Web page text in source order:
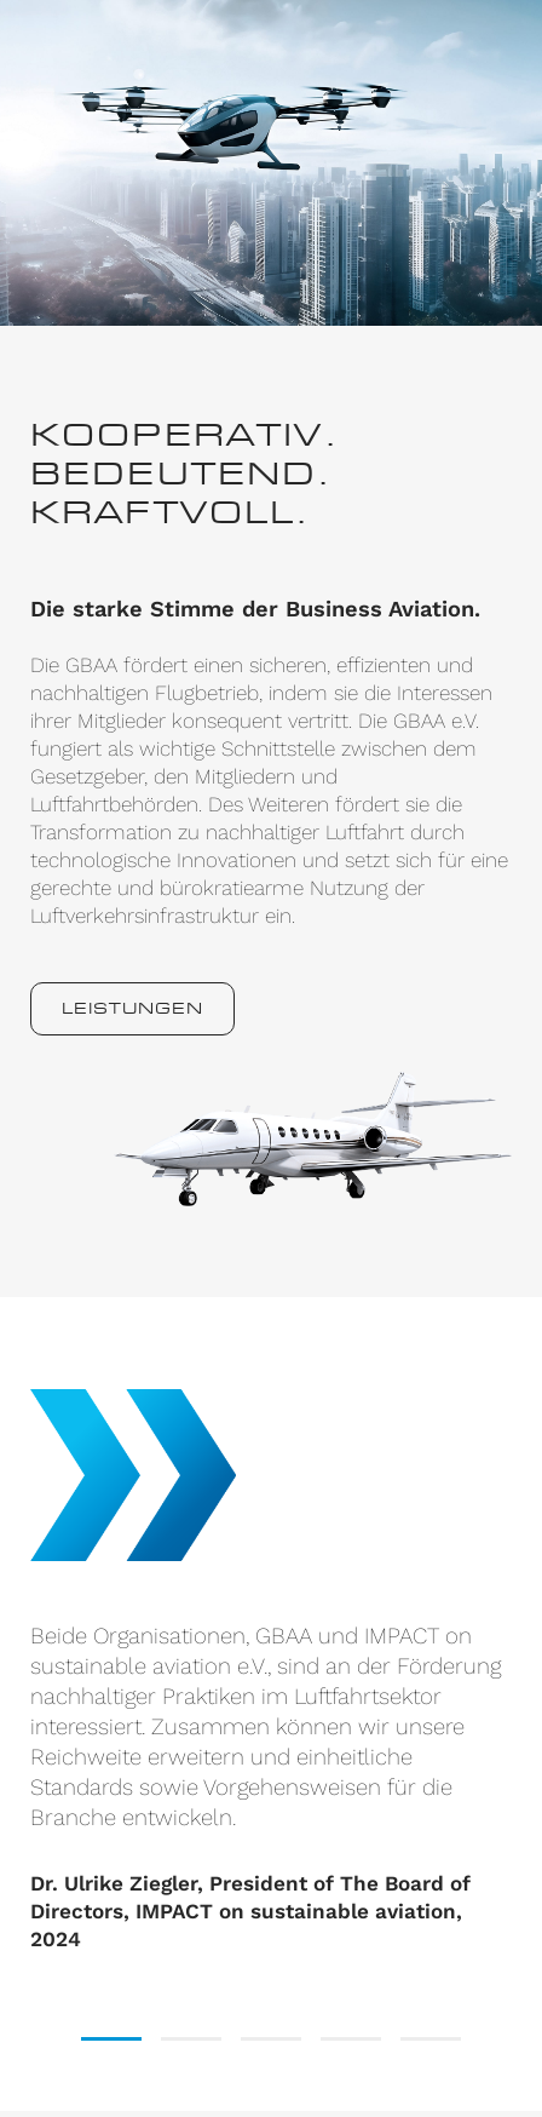
KOOPERATIV.
BEDEUTEND.
KRAFTVOLL.
Die starke Stimme der Business Aviation.
Die GBAA fördert einen sicheren, effizienten und
nachhaltigen Flugbetrieb, indem sie die Interessen
ihrer Mitglieder konsequent vertritt. Die GBAA e.V.
fungiert als wichtige Schnittstelle zwischen dem
Gesetzgeber, den Mitgliedern und
Luftfahrtbehörden. Des Weiteren fördert sie die
Transformation zu nachhaltiger Luftfahrt durch
technologische Innovationen und setzt sich für eine
gerechte und bürokratiearme Nutzung der
Luftverkehrsinfrastruktur ein.
LEISTUNGEN
Beide Organisationen, GBAA und IMPACT on
sustainable aviation e.V., sind an der Förderung
nachhaltiger Praktiken im Luftfahrtsektor
interessiert. Zusammen können wir unsere
Reichweite erweitern und einheitliche
Standards sowie Vorgehensweisen für die
Branche entwickeln.
Dr. Ulrike Ziegler, President of The Board of
Directors, IMPACT on sustainable aviation,
2024